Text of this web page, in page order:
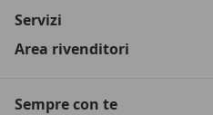
Servizi
Area rivenditori
Sempre con te